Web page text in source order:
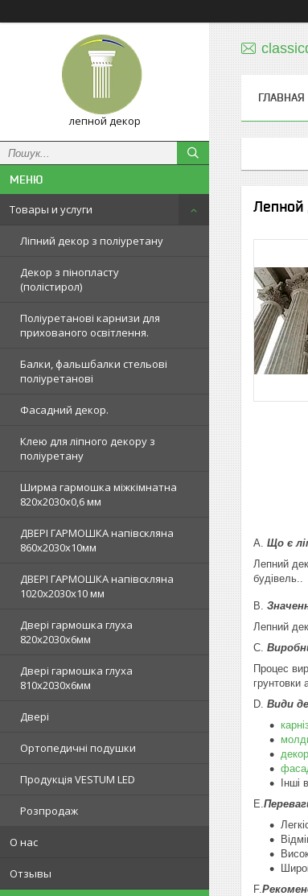
лепной декор
Товары и услуги
Ліпний декор з поліуретану
Декор з пінопласту
(полістирол)
Поліуретанові карнизи для
прихованого освітлення.
Балки, фальшбалки стельові
поліуретанові
Фасадний декор.
Клею для ліпного декору з
поліуретану
Ширма гармошка міжкімнатна
820х2030х0,6 мм
ДВЕРІ ГАРМОШКА напівскляна
860х2030х10мм
ДВЕРІ ГАРМОШКА напівскляна
1020х2030x10 мм
Двері гармошка глуха
820х2030х6мм
Двері гармошка глуха
810х2030х6мм
Двері
Ортопедичні подушки
Продукція VESTUM LED
Розпродаж
О нас
Отзывы
ГЛАВНАЯ
Лепной
A. Що є
Лепний
будівель..
B.
Лепний
C.
Процес
грунтовки
D. Види
E.
F.